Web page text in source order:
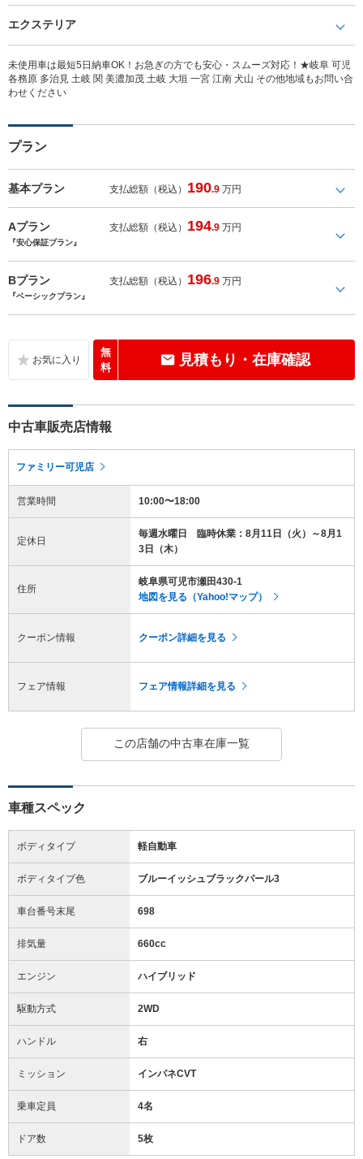
エクステリア
未使用車は最短5日納車OK！お急ぎの方でも安心・スムーズ対応！★岐阜 可児
各務原 多治見 土岐 関 美濃加茂 土岐 大垣 一宮 江南 犬山 その他地域もお問い合
わせください
プラン
基本プラン 支払総額（税込） 190.9 万円
Aプラン 支払総額（税込） 194.9 万円
『安心保証プラン』
Bプラン 支払総額（税込） 196.9 万円
『ベーシックプラン』
無
料
見積もり・在庫確認
中古車販売店情報
ファミリー可児店
営業時間 10:00〜18:00
定休日
毎週水曜日 臨時休業：8月11日（火）～8月1
3日（木）
住所
岐阜県可児市瀬田430-1
地図を見る（Yahoo!マップ）
クーポン情報 クーポン詳細を見る
フェア情報 フェア情報詳細を見る
この店舗の中古車在庫一覧
車種スペック
ボディタイプ 軽自動車
ボディタイプ色 ブルーイッシュブラックパール3
車台番号末尾 698
排気量 660cc
エンジン ハイブリッド
駆動方式 2WD
ハンドル 右
ミッション インパネCVT
乗車定員 4名
ドア数 5枚